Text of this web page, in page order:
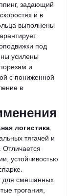
задающий
и в
выполнены
под
усилены
и
с пониженной
в
логистика:
тягачей и
Отличается
устойчивостью
для смешанных
трогания,